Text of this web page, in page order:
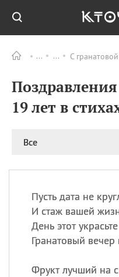
С
19 лет в
Все
Пусть дата не
И стаж вашей
День этот
Гранатовый вечер
Фрукт лучший на